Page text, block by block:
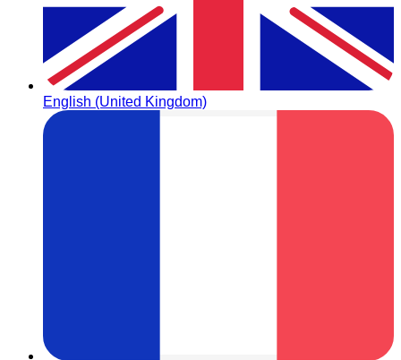
English (United Kingdom)